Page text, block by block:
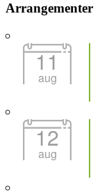
Arrangementer
11
aug
12
aug